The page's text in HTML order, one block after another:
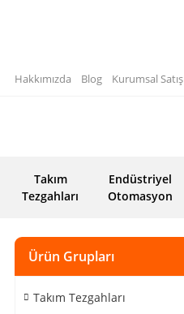
Hakkımızda Blog Kurumsal Satış
Takım
Tezgahları
Endüstriyel
Otomasyon
Ürün Grupları
Takım Tezgahları